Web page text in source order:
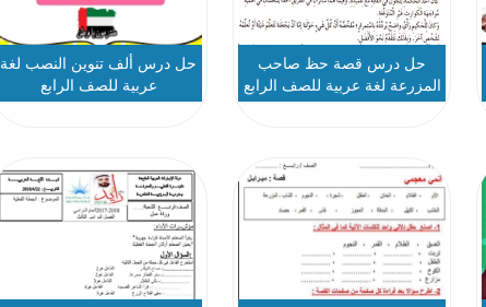
حل درس قصة حظ صاحب
المزرعة لغة عربية للصف الرابع
حل درس ألف تنوين النصب لغة
عربية للصف الرابع